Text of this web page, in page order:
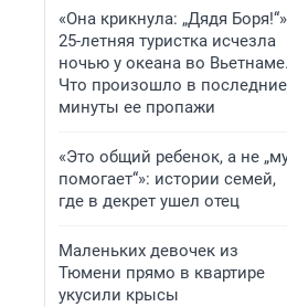
«Она крикнула: „Дядя Боря!“»
25-летняя туристка исчезла
ночью у океана во Вьетнаме.
Что произошло в последние
минуты ее пропажи
«Это общий ребенок, а не
помогает“»: истории семей,
где в декрет ушел отец
Маленьких девочек из
Тюмени прямо в квартире
укусили крысы